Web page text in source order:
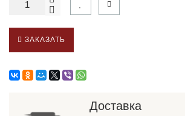
ЗАКАЗАТЬ
Доставка